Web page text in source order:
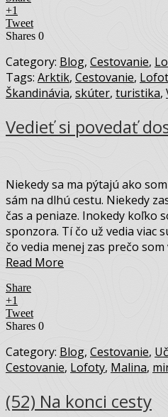
+1
Tweet
Shares 0
Category: Blog, Cestovanie,
Tags: Arktik, Cestovanie,
Škandinávia, skúter, turistika,
Vedieť si povedať
Niekedy sa ma pýtajú ako
sám na dlhú cestu. Niekedy
čas a peniaze. Inokedy koľko
sponzora. Tí čo už vedia viac
čo vedia menej zas prečo
Read More
Share
+1
Tweet
Shares 0
Category: Blog, Cestovanie,
Cestovanie, Lofoty, Malina,
(52) Na konci cesty